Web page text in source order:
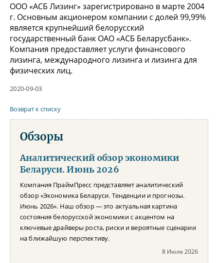
ООО «АСБ Лизинг» зарегистрировано в марте 2004
г. Основным акционером компании с долей 99,99%
является крупнейший белорусский
государственный банк ОАО «АСБ Беларусбанк».
Компания предоставляет услуги финансового
лизинга, международного лизинга и лизинга для
физических лиц.
2020-09-03
Возврат к списку
Обзоры
Аналитический обзор экономики
Беларуси. Июнь 2026
Компания ПраймПресс представляет аналитический
обзор «Экономика Беларуси. Тенденции и прогнозы.
Июнь 2026». Наш обзор — это актуальная картина
состояния белорусской экономики с акцентом на
ключевые драйверы роста, риски и вероятные сценарии
на ближайшую перспективу.
8 Июля 2026